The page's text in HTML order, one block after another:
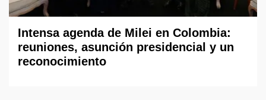
Intensa agenda de Milei en Colombia:
reuniones, asunción presidencial y un
reconocimiento